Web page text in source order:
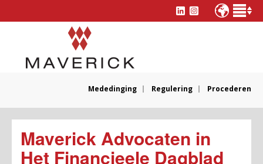
Mededinging Regulering Procederen
Maverick Advocaten in
Het Financieele Dagblad